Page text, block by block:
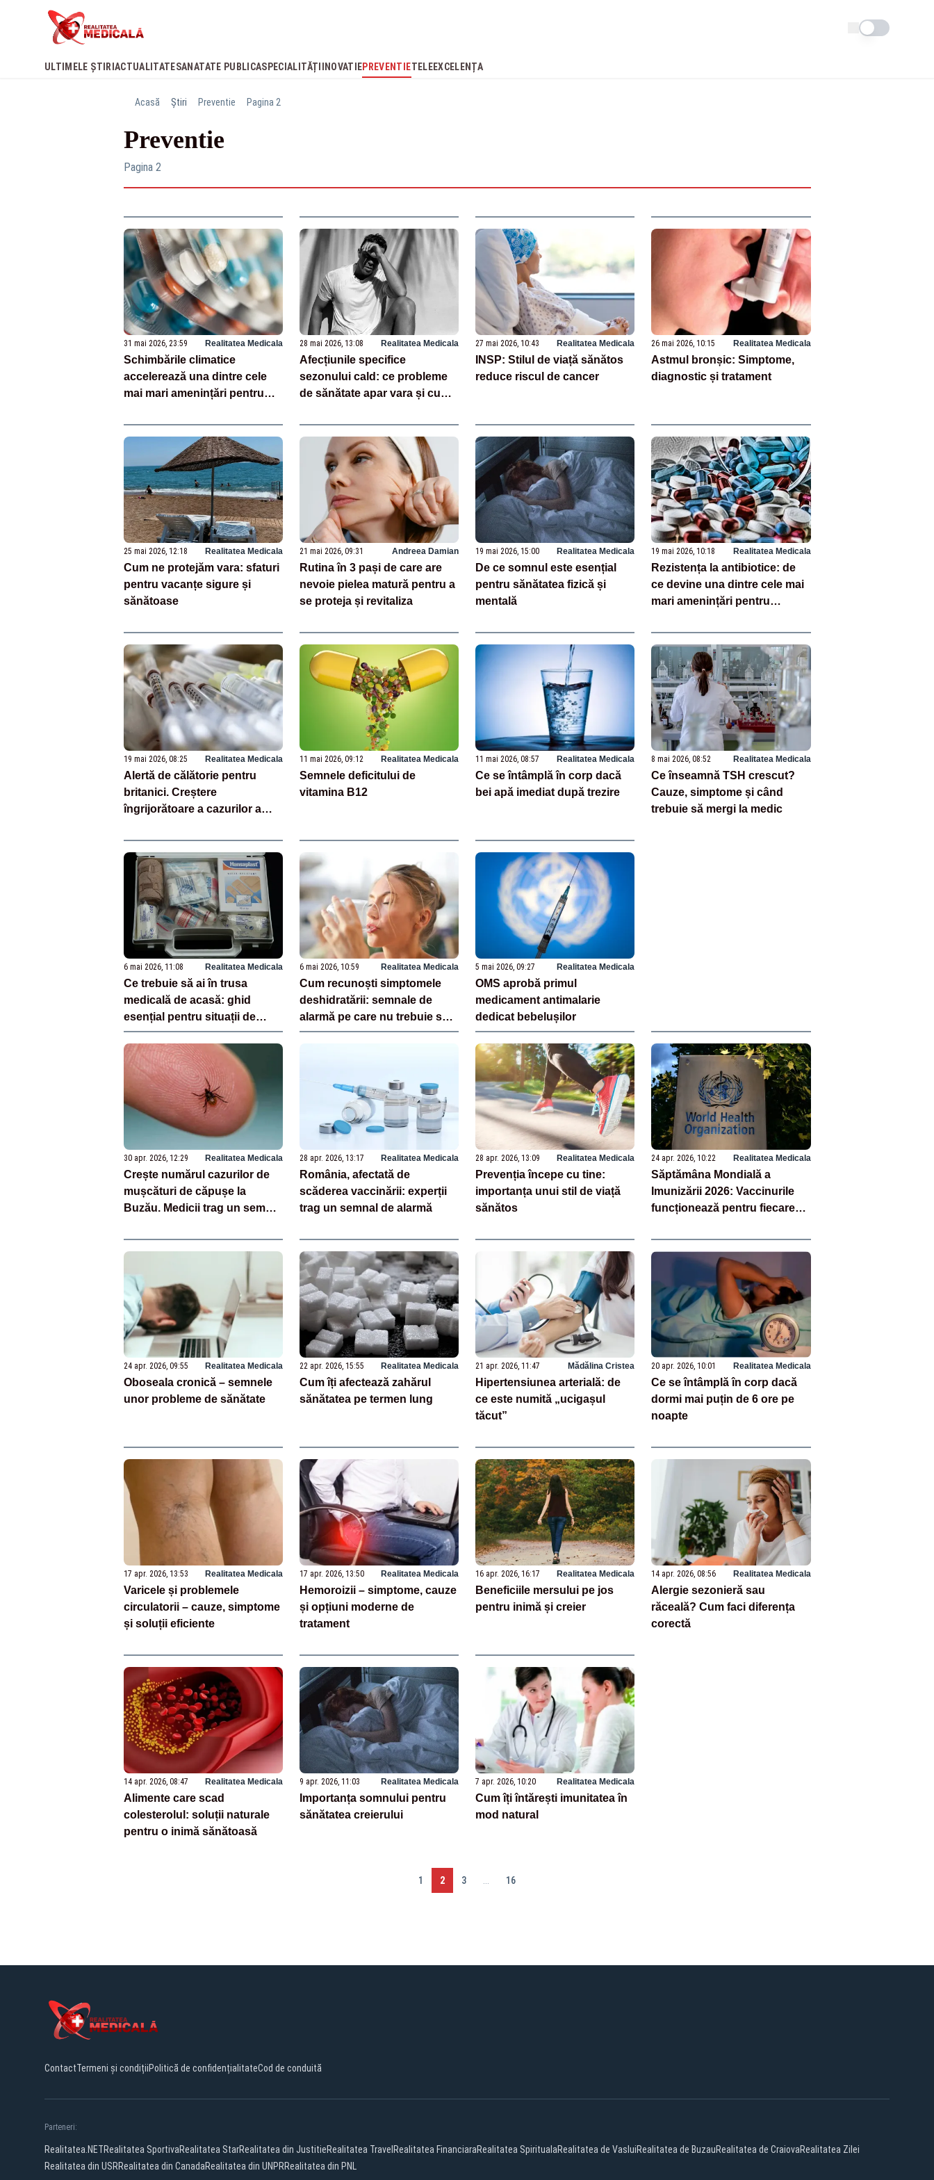
Schimba tema
ULTIMELE ȘTIRI ACTUALITATESANATATE PUBLICASPECIALITĂȚI INOVATIEPREVENTIETELEEXCELENȚA
Acasă Știri Preventie Pagina 2
Preventie
Pagina 2
31 mai 2026, 23:59 Realitatea Medicala
Schimbările climatice
accelerează una dintre cele
mai mari amenințări pentru
mai rezistente la antibiotice
28 mai 2026, 13:08 Realitatea Medicala
Afecțiunile specifice
sezonului cald: ce probleme
de sănătate apar vara și cum
27 mai 2026, 10:43 Realitatea Medicala
INSP: Stilul de viață sănătos
reduce riscul de cancer
26 mai 2026, 10:15 Realitatea Medicala
Astmul bronșic: Simptome,
diagnostic și tratament
25 mai 2026, 12:18 Realitatea Medicala
Cum ne protejăm vara: sfaturi
pentru vacanțe sigure și
sănătoase
21 mai 2026, 09:31 Andreea Damian
Rutina în 3 pași de care are
nevoie pielea matură pentru a
se proteja și revitaliza
19 mai 2026, 15:00 Realitatea Medicala
De ce somnul este esențial
pentru sănătatea fizică și
mentală
19 mai 2026, 10:18 Realitatea Medicala
Rezistența la antibiotice: de
ce devine una dintre cele mai
mari amenințări pentru
19 mai 2026, 08:25 Realitatea Medicala
Alertă de călătorie pentru
britanici. Creștere
îngrijorătoare a cazurilor a
inclusiv în România
11 mai 2026, 09:12 Realitatea Medicala
Semnele deficitului de
vitamina B12
11 mai 2026, 08:57 Realitatea Medicala
Ce se întâmplă în corp dacă
bei apă imediat după trezire
8 mai 2026, 08:52 Realitatea Medicala
Ce înseamnă TSH crescut?
Cauze, simptome și când
trebuie să mergi la medic
6 mai 2026, 11:08 Realitatea Medicala
Ce trebuie să ai în trusa
medicală de acasă: ghid
esențial pentru situații de
urgență și îngrijire de bază
6 mai 2026, 10:59 Realitatea Medicala
Cum recunoști simptomele
deshidratării: semnale de
alarmă pe care nu trebuie să
le ignori
5 mai 2026, 09:27 Realitatea Medicala
OMS aprobă primul
medicament antimalarie
dedicat bebelușilor
30 apr. 2026, 12:29 Realitatea Medicala
Crește numărul cazurilor de
mușcături de căpușe la
Buzău. Medicii trag un semnal
28 apr. 2026, 13:17 Realitatea Medicala
România, afectată de
scăderea vaccinării: experții
trag un semnal de alarmă
28 apr. 2026, 13:09 Realitatea Medicala
Prevenția începe cu tine:
importanța unui stil de viață
sănătos
24 apr. 2026, 10:22 Realitatea Medicala
Săptămâna Mondială a
Imunizării 2026: Vaccinurile
funcționează pentru fiecare
24 apr. 2026, 09:55 Realitatea Medicala
Oboseala cronică – semnele
unor probleme de sănătate
22 apr. 2026, 15:55 Realitatea Medicala
Cum îți afectează zahărul
sănătatea pe termen lung
21 apr. 2026, 11:47 Mădălina Cristea
Hipertensiunea arterială: de
ce este numită „ucigașul
tăcut”
20 apr. 2026, 10:01 Realitatea Medicala
Ce se întâmplă în corp dacă
dormi mai puțin de 6 ore pe
noapte
17 apr. 2026, 13:53 Realitatea Medicala
Varicele și problemele
circulatorii – cauze, simptome
și soluții eficiente
17 apr. 2026, 13:50 Realitatea Medicala
Hemoroizii – simptome, cauze
și opțiuni moderne de
tratament
16 apr. 2026, 16:17 Realitatea Medicala
Beneficiile mersului pe jos
pentru inimă și creier
14 apr. 2026, 08:56 Realitatea Medicala
Alergie sezonieră sau
răceală? Cum faci diferența
corectă
14 apr. 2026, 08:47 Realitatea Medicala
Alimente care scad
colesterolul: soluții naturale
pentru o inimă sănătoasă
9 apr. 2026, 11:03 Realitatea Medicala
Importanța somnului pentru
sănătatea creierului
7 apr. 2026, 10:20 Realitatea Medicala
Cum îți întărești imunitatea în
mod natural
1 2 3 ... 16
ContactTermeni și condițiiPolitică de confidențialitateCod de conduită
Parteneri:
Realitatea.NETRealitatea SportivaRealitatea StarRealitatea din JustitieRealitatea Travel Realitatea FinanciaraRealitatea SpiritualaRealitatea de VasluiRealitatea de BuzauRealitatea de CraiovaRealitatea Zilei
Realitatea din USRRealitatea din CanadaRealitatea din UNPRRealitatea din PNL